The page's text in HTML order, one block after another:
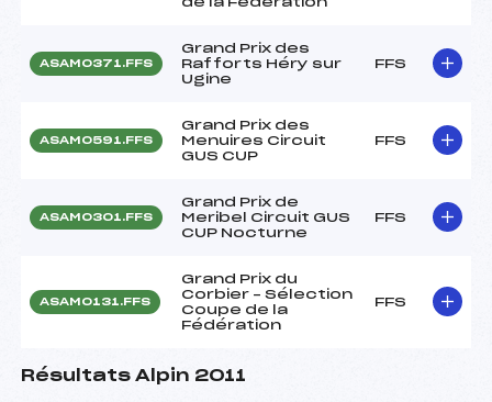
ASAM0371.FFS
Grand Prix des
Rafforts Héry sur
Ugine
FFS
ASAM0591.FFS
Grand Prix des
Menuires Circuit
GUS CUP
FFS
ASAM0301.FFS
Grand Prix de
Meribel Circuit GUS
CUP Nocturne
FFS
ASAM0131.FFS
Grand Prix du
Corbier – Sélection
Coupe de la
Fédération
FFS
Résultats Alpin 2011